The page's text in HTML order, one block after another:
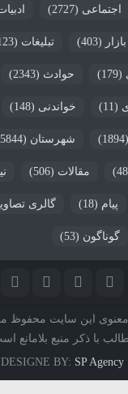
اجتماعی (2727)
بازار (403) تبلیغات (123)
(179) حوادث (2343)
(11) خواندنی (148)
(1894) شهرستان (5844)
مقالات (506)
پیام (18) گالری
گوناگون (53)
این سایت محفوظ می
با ذکر منبع بلامانع
DESIGNE BY: SP Agency